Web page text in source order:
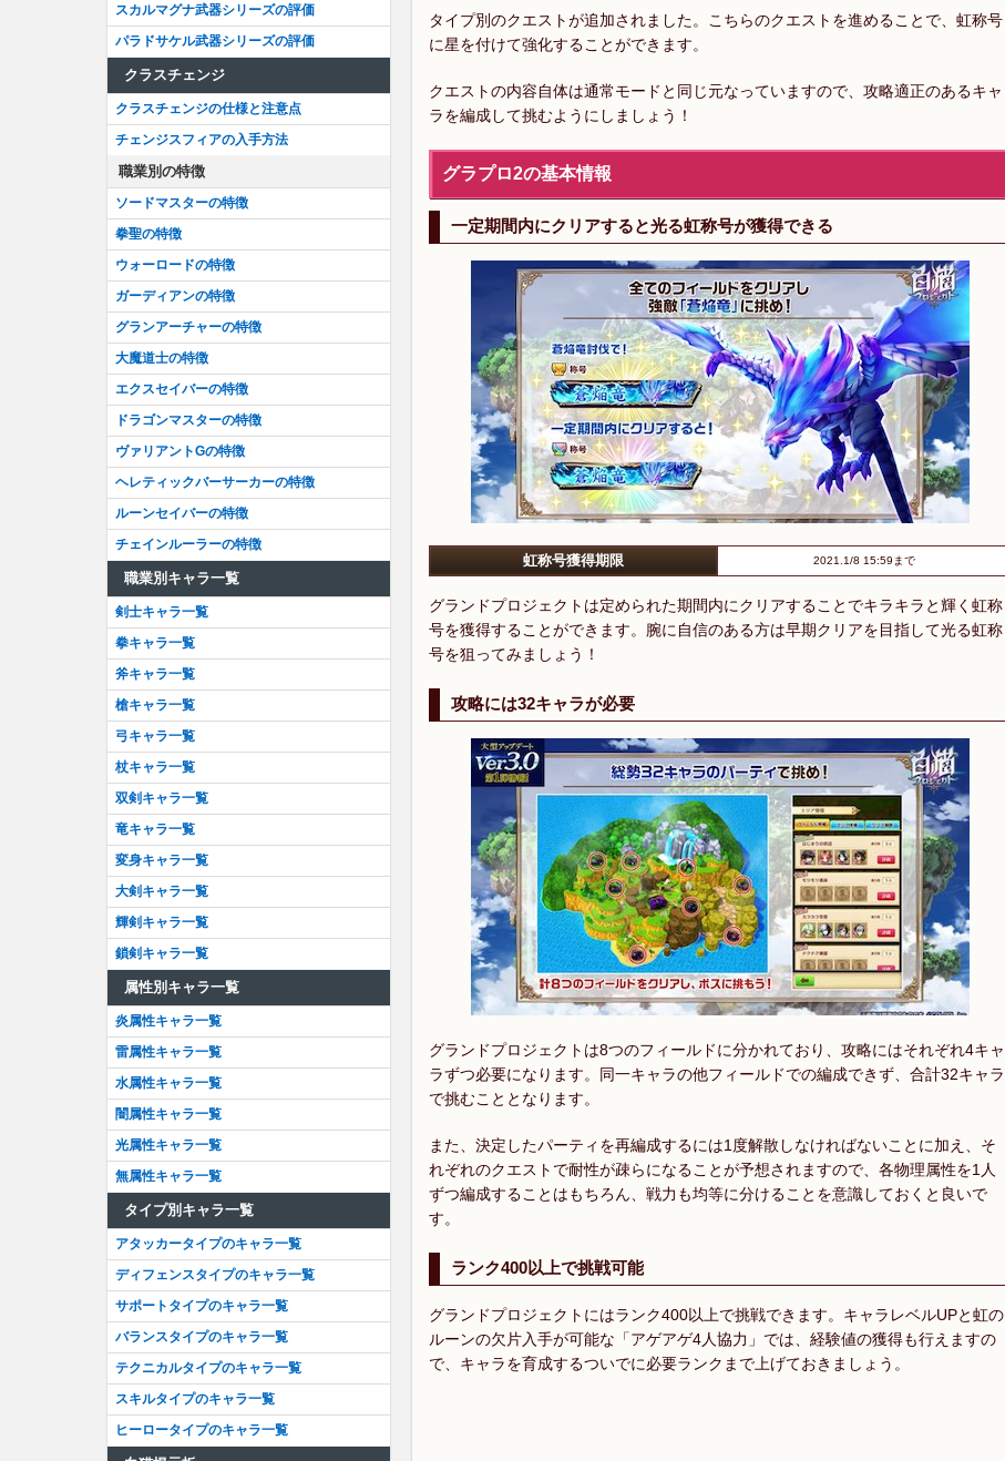
タイプ別のクエストが追加されました。こちらのクエストを進めることで、虹称号
に星を付けて強化することができます。
クエストの内容自体は通常モードと同じ元なっていますので、攻略適正のあるキャ
ラを編成して挑むようにしましょう！
グラプロ2の基本情報
一定期間内にクリアすると光る虹称号が獲得できる
虹称号獲得期限 2021.1/8 15:59まで
グランドプロジェクトは定められた期間内にクリアすることでキラキラと輝く虹称
号を獲得することができます。腕に自信のある方は早期クリアを目指して光る虹称
号を狙ってみましょう！
攻略には32キャラが必要
グランドプロジェクトは8つのフィールドに分かれており、攻略にはそれぞれ4キャ
ラずつ必要になります。同一キャラの他フィールドでの編成できず、合計32キャラ
で挑むこととなります。
また、決定したパーティを再編成するには1度解散しなければないことに加え、そ
れぞれのクエストで耐性が疎らになることが予想されますので、各物理属性を1人
ずつ編成することはもちろん、戦力も均等に分けることを意識しておくと良いで
す。
ランク400以上で挑戦可能
グランドプロジェクトにはランク400以上で挑戦できます。キャラレベルUPと虹の
ルーンの欠片入手が可能な「アゲアゲ4人協力」では、経験値の獲得も行えますの
で、キャラを育成するついでに必要ランクまで上げておきましょう。
スカルマグナ武器シリーズの評価
パラドサケル武器シリーズの評価
クラスチェンジ
クラスチェンジの仕様と注意点
チェンジスフィアの入手方法
職業別の特徴
ソードマスターの特徴
拳聖の特徴
ウォーロードの特徴
ガーディアンの特徴
グランアーチャーの特徴
大魔道士の特徴
エクスセイバーの特徴
ドラゴンマスターの特徴
ヴァリアントGの特徴
ヘレティックバーサーカーの特徴
ルーンセイバーの特徴
チェインルーラーの特徴
職業別キャラ一覧
剣士キャラ一覧
拳キャラ一覧
斧キャラ一覧
槍キャラ一覧
弓キャラ一覧
杖キャラ一覧
双剣キャラ一覧
竜キャラ一覧
変身キャラ一覧
大剣キャラ一覧
輝剣キャラ一覧
鎖剣キャラ一覧
属性別キャラ一覧
炎属性キャラ一覧
雷属性キャラ一覧
水属性キャラ一覧
闇属性キャラ一覧
光属性キャラ一覧
無属性キャラ一覧
タイプ別キャラ一覧
アタッカータイプのキャラ一覧
ディフェンスタイプのキャラ一覧
サポートタイプのキャラ一覧
バランスタイプのキャラ一覧
テクニカルタイプのキャラ一覧
スキルタイプのキャラ一覧
ヒーロータイプのキャラ一覧